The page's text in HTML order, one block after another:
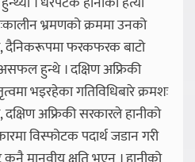
भ्रमणको क्रममा उनको
दैनिकरूपमा फरकफरक बाटो
हुन्थे । दक्षिण अफ्रिकी
भइरहेका गतिविधिबारे क्रमशः
अफ्रिकी सरकारले हानीको
विस्फोटक पदार्थ जडान गरी